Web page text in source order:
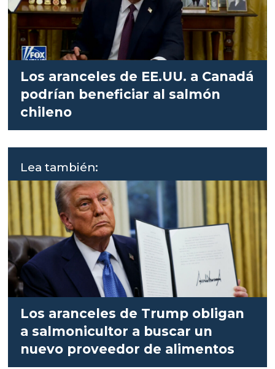
Los aranceles de EE.UU. a Canadá
podrían beneficiar al salmón
chileno
Lea también:
Los aranceles de Trump obligan
a salmonicultor a buscar un
nuevo proveedor de alimentos